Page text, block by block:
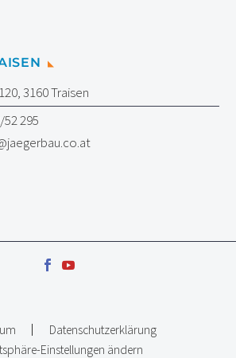
3160 Traisen
52 295
Datenschutzerklärung
Einstellungen ändern